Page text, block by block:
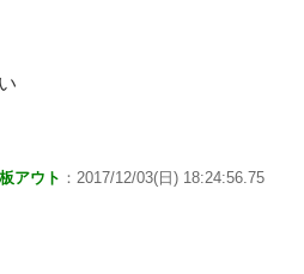
アウト ：2017/12/03(日) 18:24:56.75